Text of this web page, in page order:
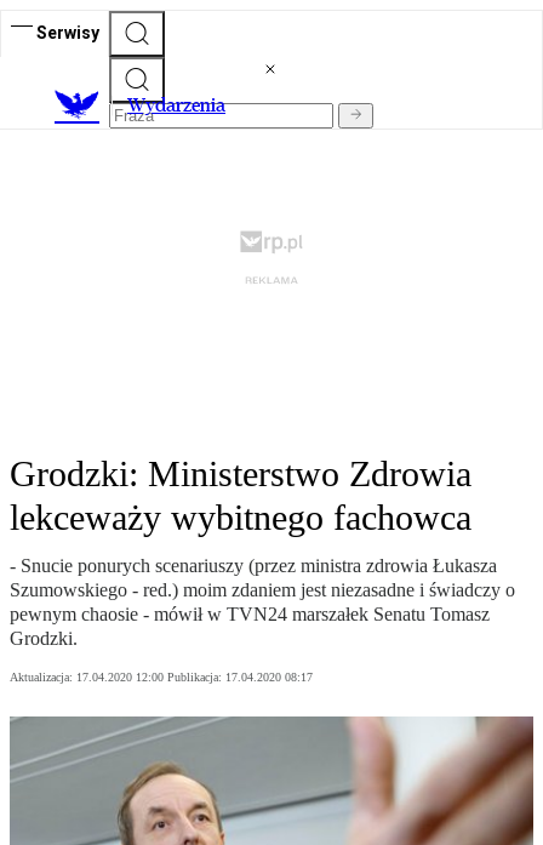
Serwisy
Wydarzenia
Grodzki: Ministerstwo Zdrowia
lekceważy wybitnego fachowca
- Snucie ponurych scenariuszy (przez ministra zdrowia Łukasza
Szumowskiego - red.) moim zdaniem jest niezasadne i świadczy o
pewnym chaosie - mówił w TVN24 marszałek Senatu Tomasz
Grodzki.
Aktualizacja: 17.04.2020 12:00 Publikacja: 17.04.2020 08:17